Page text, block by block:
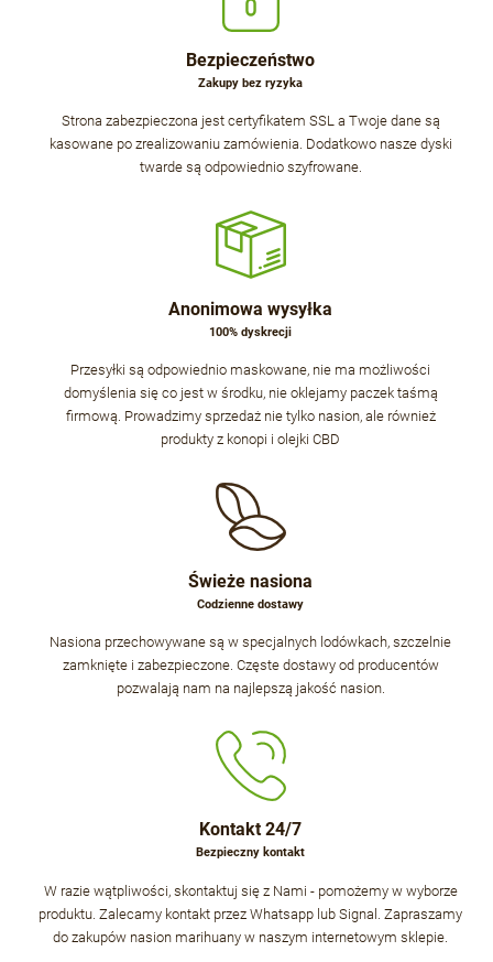
Bezpieczeństwo
Zakupy bez ryzyka
Strona zabezpieczona jest certyfikatem SSL a Twoje dane są
kasowane po zrealizowaniu zamówienia. Dodatkowo nasze dyski
twarde są odpowiednio szyfrowane.
Anonimowa wysyłka
100% dyskrecji
Przesyłki są odpowiednio maskowane, nie ma możliwości
domyślenia się co jest w środku, nie oklejamy paczek taśmą
firmową. Prowadzimy sprzedaż nie tylko nasion, ale również
produkty z konopi i olejki CBD
Świeże nasiona
Codzienne dostawy
Nasiona przechowywane są w specjalnych lodówkach, szczelnie
zamknięte i zabezpieczone. Częste dostawy od producentów
pozwalają nam na najlepszą jakość nasion.
Kontakt 24/7
Bezpieczny kontakt
W razie wątpliwości, skontaktuj się z Nami - pomożemy w wyborze
produktu. Zalecamy kontakt przez Whatsapp lub Signal. Zapraszamy
do zakupów nasion marihuany w naszym internetowym sklepie.